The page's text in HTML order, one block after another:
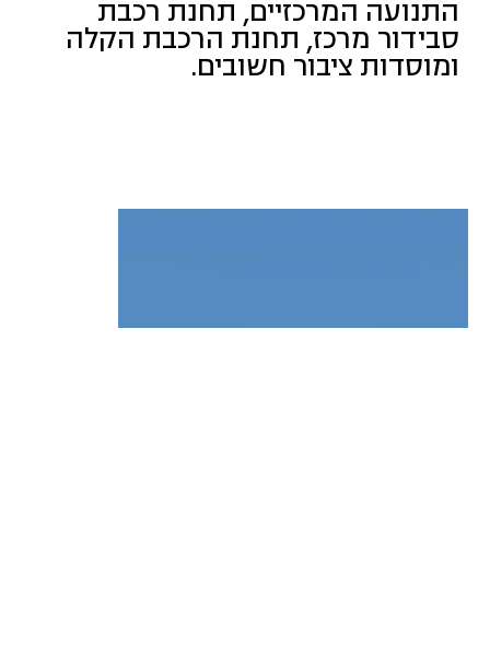
התנועה המרכזיים, תחנת רכבת
סבידור מרכז, תחנת הרכבת הקלה
ומוסדות ציבור חשובים.